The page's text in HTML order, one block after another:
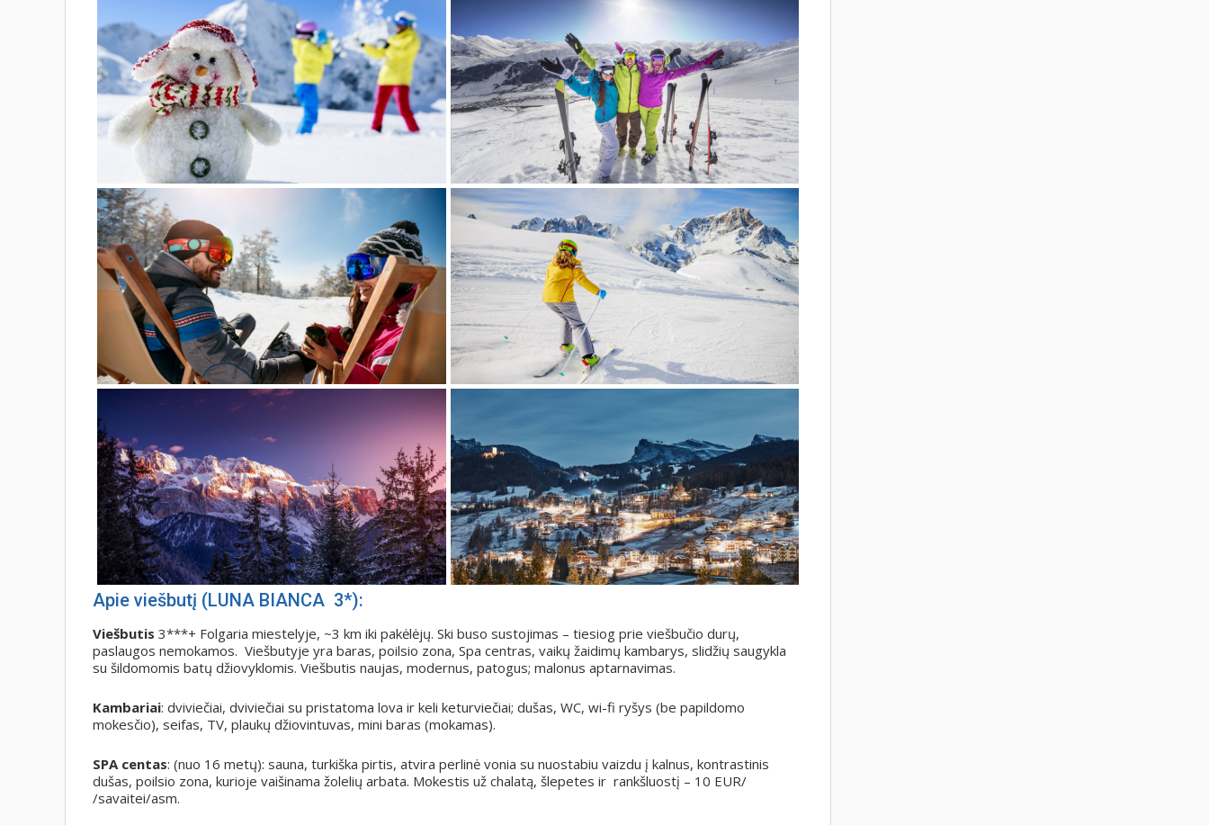
Apie viešbutį (LUNA BIANCA 3*):
Viešbutis 3***+ Folgaria miestelyje, ~3 km iki pakėlėjų. Ski buso sustojimas – tiesiog prie viešbučio durų,
paslaugos nemokamos. Viešbutyje yra baras, poilsio zona, Spa centras, vaikų žaidimų kambarys, slidžių saugykla
su šildomomis batų džiovyklomis. Viešbutis naujas, modernus, patogus; malonus aptarnavimas.
Kambariai: dviviečiai, dviviečiai su pristatoma lova ir keli keturviečiai; dušas, WC, wi-fi ryšys (be papildomo
mokesčio), seifas, TV, plaukų džiovintuvas, mini baras (mokamas).
SPA centas: (nuo 16 metų): sauna, turkiška pirtis, atvira perlinė vonia su nuostabiu vaizdu į kalnus, kontrastinis
dušas, poilsio zona, kurioje vaišinama žolelių arbata. Mokestis už chalatą, šlepetes ir rankšluostį – 10 EUR/
/savaitei/asm.